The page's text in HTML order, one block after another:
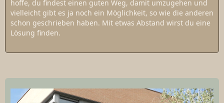
hoffe, du findest einen guten Weg, damit umzugehen und
vielleicht gibt es ja noch ein Möglichkeit, so wie die anderen
schon geschrieben haben. Mit etwas Abstand wirst du eine
Lösung finden.